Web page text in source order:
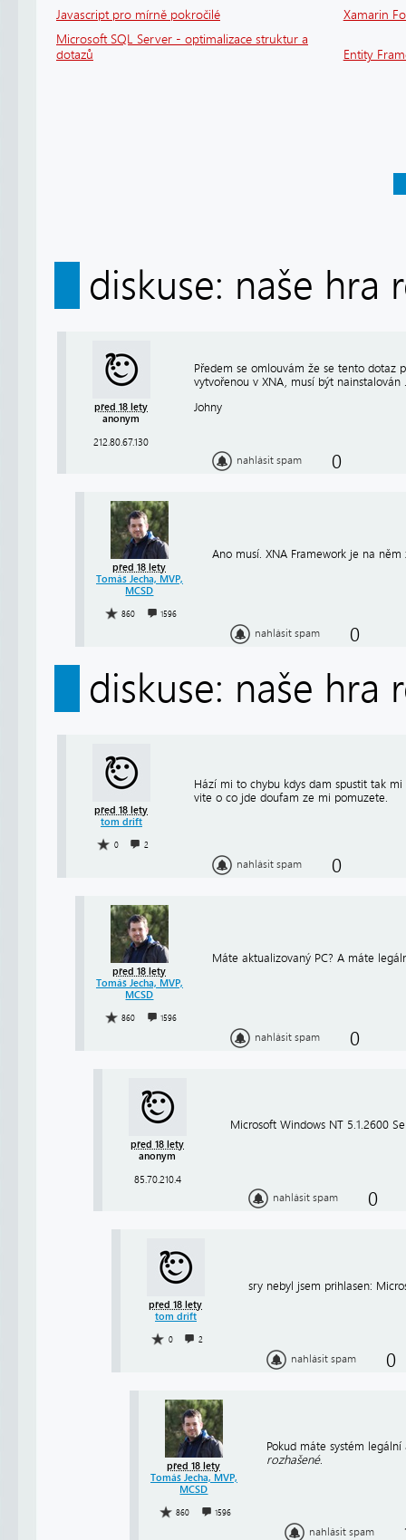
Javascript pro mírně pokročilé
Xamarin
Microsoft SQL Server - optimalizace struktur a
dotazů
Entity
diskuse: naše hra
před 18 lety
anonym
212.80.67.130
Předem se omlouvám že se tento dotaz
vytvořenou v XNA, musí být nainstalován
Johny
nahlásit spam 0
před 18 lety
Tomáš Jecha, MVP,
MCSD
860 1596
Ano musí. XNA Framework je na něm
nahlásit spam 0
diskuse: naše hra
před 18 lety
tom drift
0 2
Hází mi to chybu kdys dam spustit tak
vite o co jde doufam ze mi pomuzete.
nahlásit spam 0
před 18 lety
Tomáš Jecha, MVP,
MCSD
860 1596
Máte aktualizovaný PC? A máte
nahlásit spam 0
před 18 lety
anonym
85.70.210.4
Microsoft Windows NT 5.1.2600
nahlásit spam 0
před 18 lety
tom drift
0 2
sry nebyl jsem prihlasen:
nahlásit spam 0
před 18 lety
Tomáš Jecha, MVP,
MCSD
860 1596
Pokud máte systém
rozhašené.
nahlásit spam